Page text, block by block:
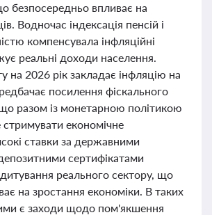
безпосередньо впливає на
Водночас індексація пенсій і
компенсувала інфляційні
реальні доходи населення.
2026 рік закладає інфляцію на
посилення фіскального
разом із монетарною політикою
економічне
ставки за державними
сертифікатами
реального сектору, що
на зростання економіки. В таких
є заходи щодо пом'якшення